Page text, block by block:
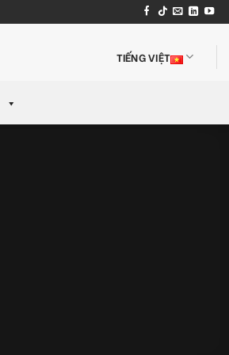
TIẾNG VIỆT